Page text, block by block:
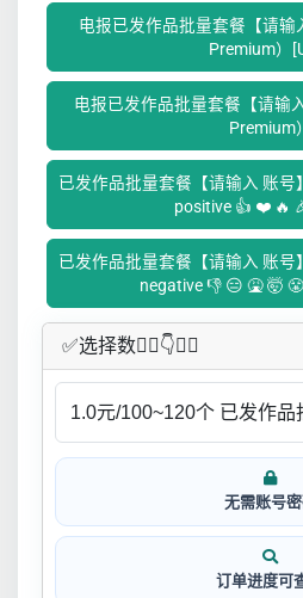
电报已发作品批量套餐【请输
Premium）
电报已发作品批量套餐【请输
Premium）
已发作品批量套餐【请输入 账号
positive 👍 ❤️ 🔥
已发作品批量套餐【请输入 账号
negative 👎 😑 🤮 🤯 😤
✅​选择数👇🏻​​👇👇🏻​​
无需账号
订单进度可